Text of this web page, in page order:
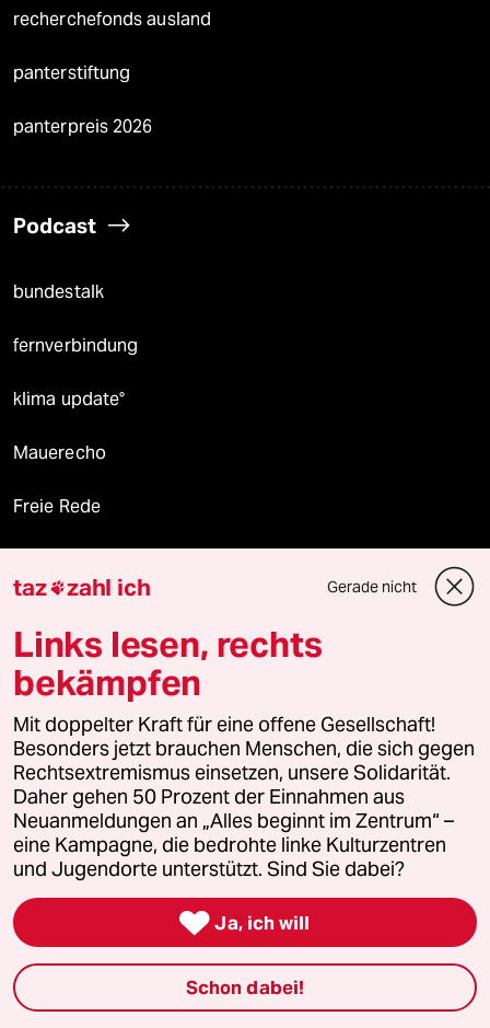
recherchefonds ausland
panterstiftung
panterpreis 2026
Podcast
bundestalk
fernverbindung
klima update°
Mauerecho
Freie Rede
Newsletter
team zukunft
taz frisch
taz zahl ich
taz lab Infobrief
Veranstaltungen
taz zahl ich Gerade nicht
Links lesen, rechts
bekämpfen
Mit doppelter Kraft für eine offene Gesellschaft!
Besonders jetzt brauchen Menschen, die sich gegen
Rechtsextremismus einsetzen, unsere Solidarität.
Daher gehen 50 Prozent der Einnahmen aus
Neuanmeldungen an „Alles beginnt im Zentrum“ –
eine Kampagne, die bedrohte linke Kulturzentren
und Jugendorte unterstützt. Sind Sie dabei?
 Ja, ich will
Schon dabei!